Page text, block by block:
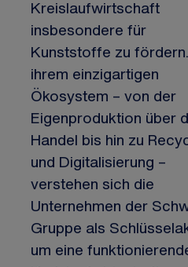
Kreislaufwirtschaft
insbesondere für
Kunststoffe zu
ihrem einzigartigen
Ökosystem – von der
Eigenproduktion über
Handel bis hin zu
und Digitalisierung –
verstehen sich die
Unternehmen der
Gruppe als
um eine